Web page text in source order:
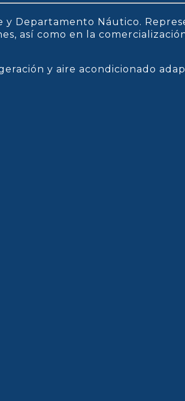
y Departamento Náutico.
así como en la
y aire acondicionado